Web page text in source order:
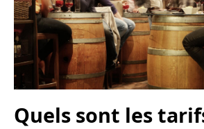
Quels sont les